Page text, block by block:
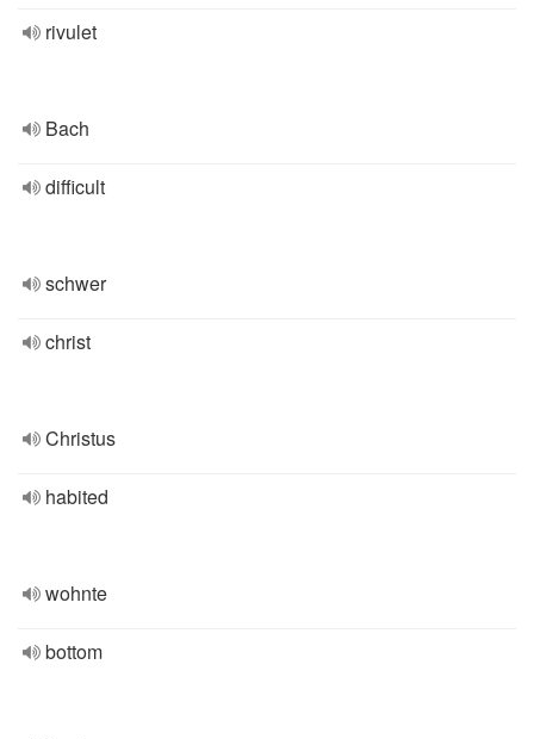
rivulet
Bach
difficult
schwer
christ
Christus
habited
wohnte
bottom